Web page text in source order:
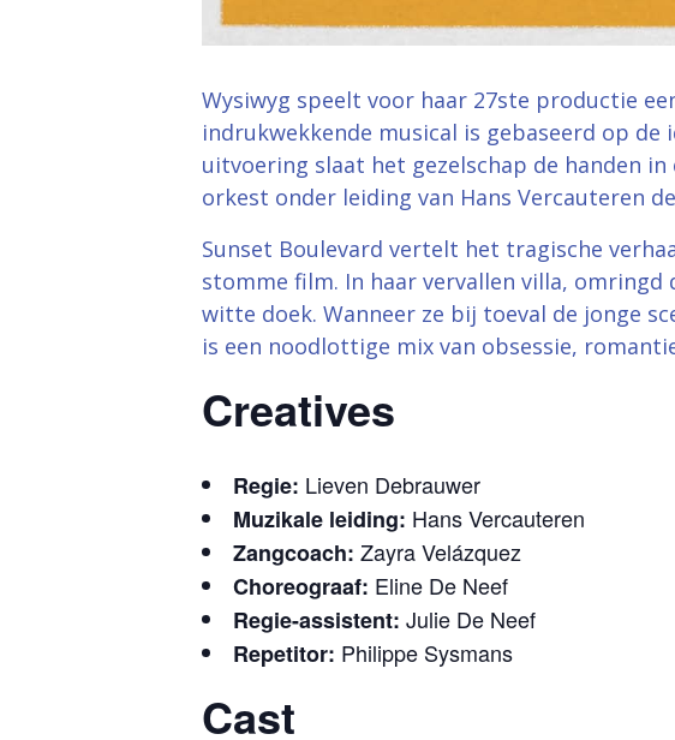
Wysiwyg speelt voor haar 27ste productie
indrukwekkende musical is gebaseerd op
uitvoering slaat het gezelschap de handen
orkest onder leiding van Hans Vercauteren
Sunset Boulevard vertelt het tragische
stomme film. In haar vervallen villa,
witte doek. Wanneer ze bij toeval de jonge
is een noodlottige mix van obsessie,
Creatives
Regie: Lieven Debrauwer
Muzikale leiding: Hans Vercauteren
Zangcoach: Zayra Velázquez
Choreograaf: Eline De Neef
Regie-assistent: Julie De Neef
Repetitor: Philippe Sysmans
Cast